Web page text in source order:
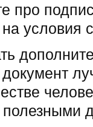
про
условия